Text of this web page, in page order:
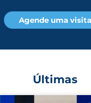
Agende uma visita
Últimas